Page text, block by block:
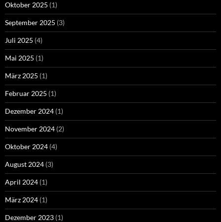
Oktober 2025 (1)
September 2025 (3)
Juli 2025 (4)
Mai 2025 (1)
März 2025 (1)
Februar 2025 (1)
Dezember 2024 (1)
November 2024 (2)
Oktober 2024 (4)
August 2024 (3)
April 2024 (1)
März 2024 (1)
Dezember 2023 (1)